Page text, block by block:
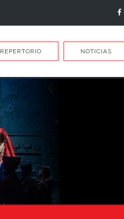
REPERTORIO NOTICIAS